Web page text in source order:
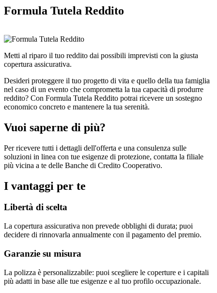
Formula Tutela Reddito
Metti al riparo il tuo reddito dai possibili imprevisti con la giusta
copertura assicurativa.
Desideri proteggere il tuo progetto di vita e quello della tua famiglia
nel caso di un evento che comprometta la tua capacità di produrre
reddito? Con Formula Tutela Reddito potrai ricevere un sostegno
economico concreto e mantenere la tua serenità.
Vuoi saperne di più?
Per ricevere tutti i dettagli dell'offerta e una consulenza sulle
soluzioni in linea con tue esigenze di protezione, contatta la filiale
più vicina a te delle Banche di Credito Cooperativo.
I vantaggi per te
Libertà di scelta
La copertura assicurativa non prevede obblighi di durata; puoi
decidere di rinnovarla annualmente con il pagamento del premio.
Garanzie su misura
La polizza è personalizzabile: puoi scegliere le coperture e i capitali
più adatti in base alle tue esigenze e al tuo profilo occupazionale.